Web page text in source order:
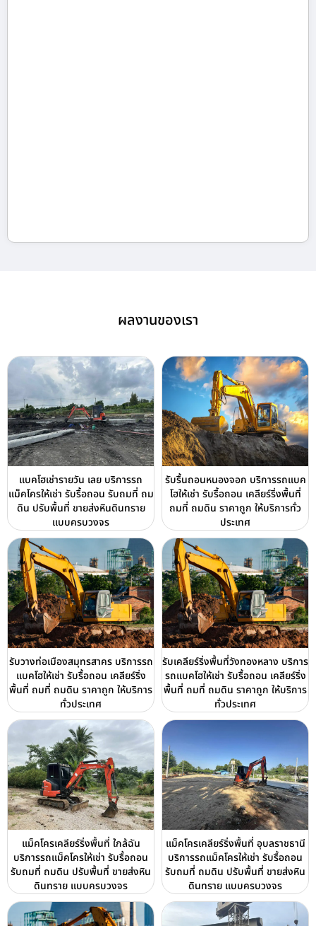
ผลงานของเรา
แบคโฮเช่ารายวัน เลย บริการรถ
แม็คโครให้เช่า รับรื้อถอน รับถมที่ ถม
ดิน ปรับพื้นที่ ขายส่งหินดินทราย
แบบครบวงจร
รับรื้นถอนหนองจอก บริการรถแบค
โฮให้เช่า รับรื้อถอน เคลียร์ริ่งพื้นที่
ถมที่ ถมดิน ราคาถูก ให้บริการทั่ว
ประเทศ
รับวางท่อเมืองสมุทรสาคร บริการรถ
แบคโฮให้เช่า รับรื้อถอน เคลียร์ริ่ง
พื้นที่ ถมที่ ถมดิน ราคาถูก ให้บริการ
ทั่วประเทศ
รับเคลียร์ริ่งพื้นที่วังทองหลาง บริการ
รถแบคโฮให้เช่า รับรื้อถอน เคลียร์ริ่ง
พื้นที่ ถมที่ ถมดิน ราคาถูก ให้บริการ
ทั่วประเทศ
แม็คโครเคลียร์ริ่งพื้นที่ ใกล้ฉัน
บริการรถแม็คโครให้เช่า รับรื้อถอน
รับถมที่ ถมดิน ปรับพื้นที่ ขายส่งหิน
ดินทราย แบบครบวงจร
แม็คโครเคลียร์ริ่งพื้นที่ อุบลราชธานี
บริการรถแม็คโครให้เช่า รับรื้อถอน
รับถมที่ ถมดิน ปรับพื้นที่ ขายส่งหิน
ดินทราย แบบครบวงจร